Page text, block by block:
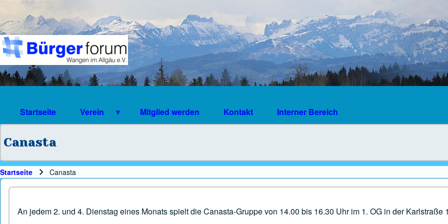
Suchformular
Suche
Startseite Verein Mitglied werden Kontakt Interner Bereich
Canasta
Pfadnavigation
Startseite Canasta
An jedem 2. und 4. Dienstag eines Monats spielt die Canasta-Gruppe von 14.00 bis 16.30 Uhr im 1. OG in der Karlstraße